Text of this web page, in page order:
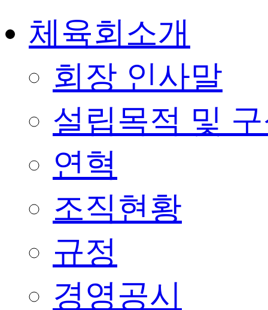
체육회소개
회장 인사말
설립목적 및
연혁
조직현황
규정
경영공시